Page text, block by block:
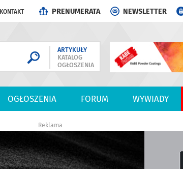
KONTAKT PRENUMERATA NEWSLETTER
ARTYKUŁY
KATALOG
OGŁOSZENIA
OGŁOSZENIA FORUM WYWIADY
Reklama